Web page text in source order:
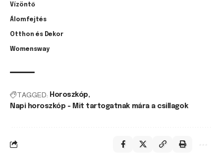
Vízöntő
Álomfejtés
Otthon és Dekor
Womensway
TAGGED: Horoszkóp
Napi horoszkóp - Mit tartogatnak mára a csillagok